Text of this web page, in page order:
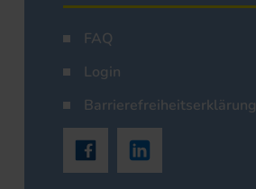
FAQ
Login
Barrierefreiheitserklärung